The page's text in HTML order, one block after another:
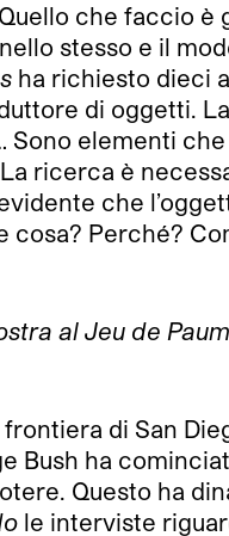
che faccio
stesso e il
ha richiesto dieci
di oggetti.
Sono elementi
ricerca è
che
cosa? Perché?
al Jeu de
di San
ha
Questo ha
le interviste